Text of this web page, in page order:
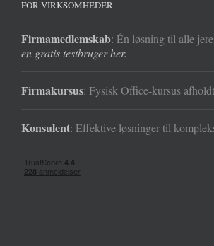
FOR VIRKSOMHEDER
Firmamedlemskab: Én løsning til alle
en gratis testbruger her.
Firmakursus: Fysisk Office-kursus
Konsulent: Effektive løsninger til